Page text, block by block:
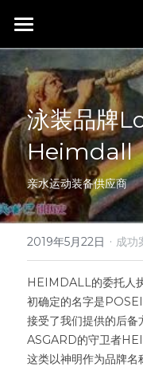
首页
行业成就
同行赞誉
荣膺奖项
关于我们
联系我们
搜索
泳装品牌
Heimdall
亲水运动装备供应商
2019年5月22日 · 成功
HEIMDALL的委托人
初确定的名字是
接受了我们提供的后
ASGARD的守卫者
这类以神明作为品牌名